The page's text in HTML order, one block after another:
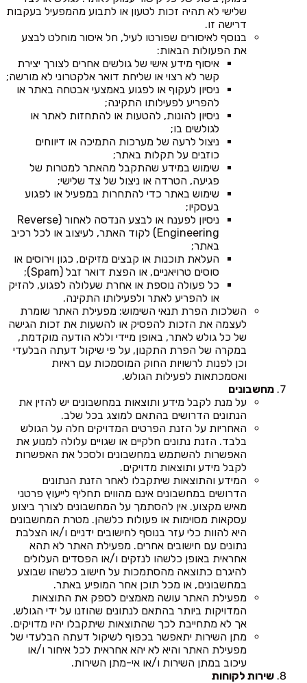
שלישי לא תהיה זכות לטעון או לתבוע מהמפעיל בעקבות
דרישה זו.
בנוסף לאיסורים שפורטו לעיל, חל איסור מוחלט לבצע
את הפעולות הבאות:
איסוף מידע אישי של גולשים אחרים לצורך יצירת
קשר לא רצוי או שליחת דואר אלקטרוני לא מורשה;
ניסיון לעקוף או לפגוע באמצעי אבטחה באתר או
להפריע לפעילותו התקינה;
ניסיון להונות, להטעות או להתחזות לאתר או
לגולשים בו;
ניצול לרעה של מערכות התמיכה או דיווחים
כוזבים על תקלות באתר;
שימוש במידע שהתקבל מהאתר למטרות של
פגיעה, הטרדה או ניצול של צד שלישי;
שימוש באתר כדי להתחרות במפעיל או לפגוע
בעסקיו;
ניסיון לפענח או לבצע הנדסה לאחור (Reverse
Engineering) לקוד האתר, לעיצוב או לכל רכיב
באתר;
העלאת תוכנות או קבצים מזיקים, כגון וירוסים או
סוסים טרויאניים, או הפצת דואר זבל (Spam);
כל פעולה נוספת או אחרת שעלולה לפגוע, להזיק
או להפריע לאתר ולפעילותו התקינה.
השלכות הפרת תנאי השימוש: מפעילת האתר שומרת
לעצמה את הזכות להפסיק או להשעות את זכות הגישה
של כל גולש לאתר, באופן מיידי וללא הודעה מוקדמת,
במקרה של הפרת התקנון, על פי שיקול דעתה הבלעדי
וכן לפנות לרשויות החוק המוסמכות עם ראיות
ואסמכתאות לפעילות הגולש.
מחשבונים
על מנת לקבל מידע ותוצאות במחשבונים יש להזין את
הנתונים הדרושים בהתאם למוצג בכל שלב.
האחריות על הזנת הפרטים המדויקים חלה על הגולש
בלבד. הזנת נתונים חלקיים או שגויים עלולה למנוע את
האפשרות להשתמש במחשבונים ולסכל את האפשרות
לקבל מידע ותוצאות מדויקים.
המידע והתוצאות שיתקבלו לאחר הזנת הנתונים
הדרושים במחשבונים אינם מהווים תחליף לייעוץ פרטני
מאיש מקצוע. אין להסתמך על המחשבונים לצורך ביצוע
עסקאות מסוימות או פעולות כלשהן. מטרת המחשבונים
היא להוות כלי עזר בנוסף לחישובים ידניים ו/או הצלבת
נתונים עם חישובים אחרים. מפעילת האתר לא תהא
אחראית באופן כלשהו לנזקים ו/או הפסדים העלולים
להיגרם כתוצאה מהסתמכות על חישוב כלשהו שבוצע
במחשבונים, או מכל תוכן אחר המופיע באתר.
מפעילת האתר עושה מאמצים לספק את התוצאות
המדויקות ביותר בהתאם לנתונים שהוזנו על ידי הגולש,
אך לא מתחייבת לכך שהתוצאות שיתקבלו יהיו מדויקים.
מתן השירות יתאפשר בכפוף לשיקול דעתה הבלעדי של
מפעילת האתר והיא לא יהא אחראית לכל איחור ו/או
עיכוב במתן השירות ו/או אי-מתן השירות.
שירות לקוחות